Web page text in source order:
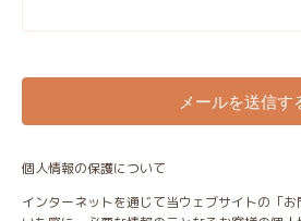
個人情報の保護について
インターネットを通じて当ウェブサイトの「